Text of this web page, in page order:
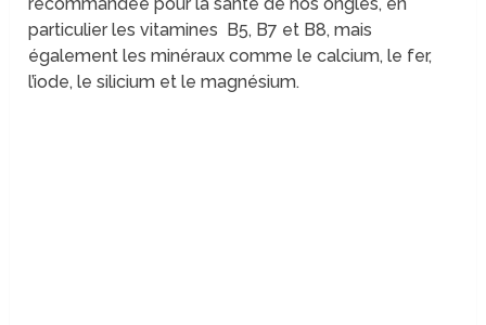
particulier les vitamines B5, B7 et B8, mais
également les minéraux comme le calcium, le fer,
l’iode, le silicium et le magnésium.